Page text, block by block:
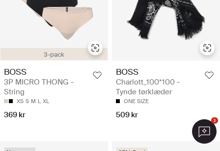
3-pack
BOSS
3P MICRO THONG -
String
XS S M L XL
369 kr
BOSS
Charlott_100*100 -
Tynde tørklæder
ONE SIZE
509 kr
1